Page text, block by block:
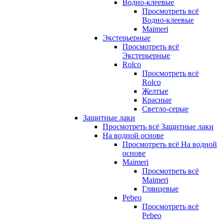
Водно-клеевые
Просмотреть всё
Водно-клеевые
Maimeri
Экстерьерные
Просмотреть всё
Экстерьерные
Rolco
Просмотреть всё
Rolco
Желтые
Красные
Светло-серые
Защитные лаки
Просмотреть всё Защитные лаки
На водной основе
Просмотреть всё На водной
основе
Maimeri
Просмотреть всё
Maimeri
Глянцевые
Pebeo
Просмотреть всё
Pebeo